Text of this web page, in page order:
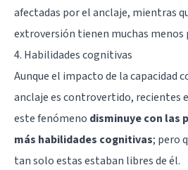
afectadas por el anclaje, mientras
extroversión tienen muchas menos
4. Habilidades cognitivas
Aunque el impacto de la capacidad
anclaje es controvertido, recientes
este fenómeno disminuye con las
más habilidades cognitivas; pero
tan solo estas estaban libres de él.